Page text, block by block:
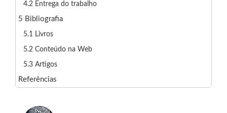
4.2 Entrega do trabalho
5 Bibliografia
5.1 Livros
5.2 Conteúdo na Web
5.3 Artigos
Referências